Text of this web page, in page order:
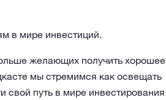
в мире инвестиций.
желающих получить хорошее
мы стремимся как освещать
свой путь в мире инвестирования